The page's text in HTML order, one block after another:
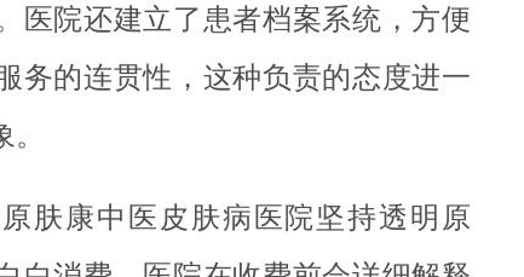
医院还建立了患者档案系统，方便
务的连贯性，这种负责的态度进一
肤康中医皮肤病医院坚持透明原